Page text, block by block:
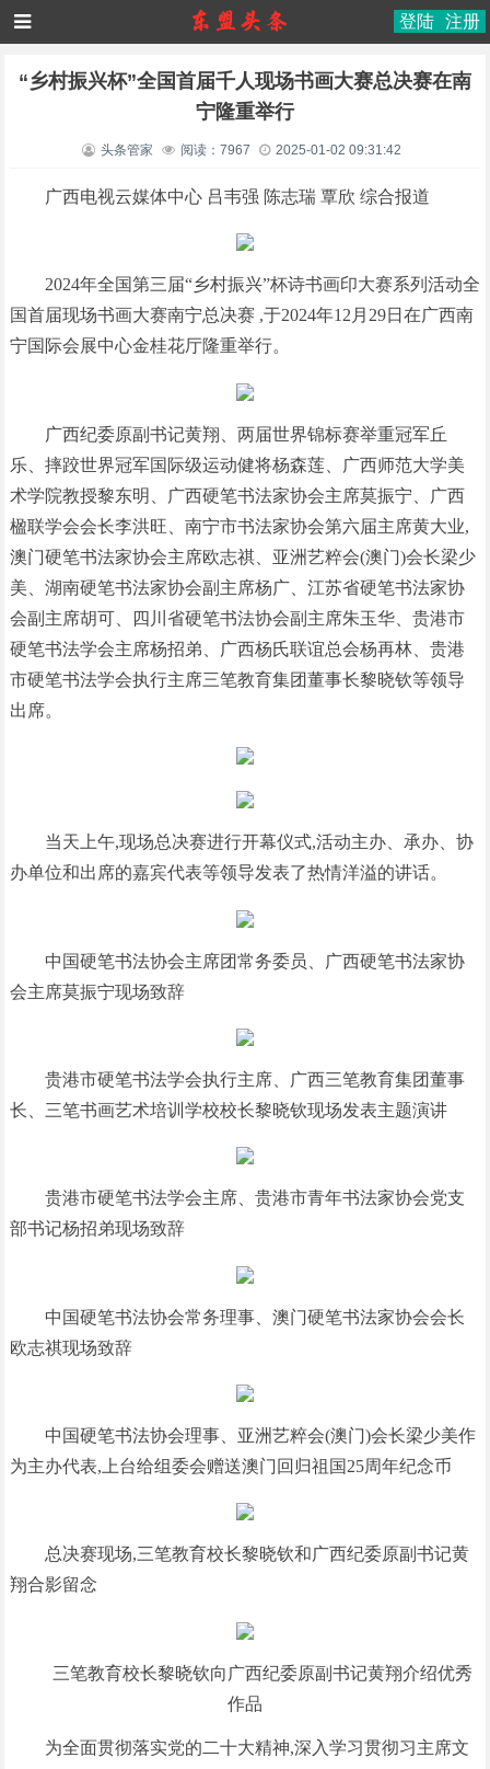
登陆 注册
“乡村振兴杯”全国首届千人现场书画大赛总决赛在南
宁隆重举行
头条管家 阅读：7967 2025-01-02 09:31:42
广西电视云媒体中心 吕韦强 陈志瑞 覃欣 综合报道
2024年全国第三届“乡村振兴”杯诗书画印大赛系列活动全
国首届现场书画大赛南宁总决赛 ,于2024年12月29日在广西南
宁国际会展中心金桂花厅隆重举行。
广西纪委原副书记黄翔、两届世界锦标赛举重冠军丘
乐、摔跤世界冠军国际级运动健将杨森莲、广西师范大学美
术学院教授黎东明、广西硬笔书法家协会主席莫振宁、广西
楹联学会会长李洪旺、南宁市书法家协会第六届主席黄大业,
澳门硬笔书法家协会主席欧志祺、亚洲艺粹会(澳门)会长梁少
美、湖南硬笔书法家协会副主席杨广、江苏省硬笔书法家协
会副主席胡可、四川省硬笔书法协会副主席朱玉华、贵港市
硬笔书法学会主席杨招弟、广西杨氏联谊总会杨再林、贵港
市硬笔书法学会执行主席三笔教育集团董事长黎晓钦等领导
出席。
当天上午,现场总决赛进行开幕仪式,活动主办、承办、协
办单位和出席的嘉宾代表等领导发表了热情洋溢的讲话。
中国硬笔书法协会主席团常务委员、广西硬笔书法家协
会主席莫振宁现场致辞
贵港市硬笔书法学会执行主席、广西三笔教育集团董事
长、三笔书画艺术培训学校校长黎晓钦现场发表主题演讲
贵港市硬笔书法学会主席、贵港市青年书法家协会党支
部书记杨招弟现场致辞
中国硬笔书法协会常务理事、澳门硬笔书法家协会会长
欧志祺现场致辞
中国硬笔书法协会理事、亚洲艺粹会(澳门)会长梁少美作
为主办代表,上台给组委会赠送澳门回归祖国25周年纪念币
总决赛现场,三笔教育校长黎晓钦和广西纪委原副书记黄
翔合影留念
三笔教育校长黎晓钦向广西纪委原副书记黄翔介绍优秀
作品
为全面贯彻落实党的二十大精神,深入学习贯彻习主席文